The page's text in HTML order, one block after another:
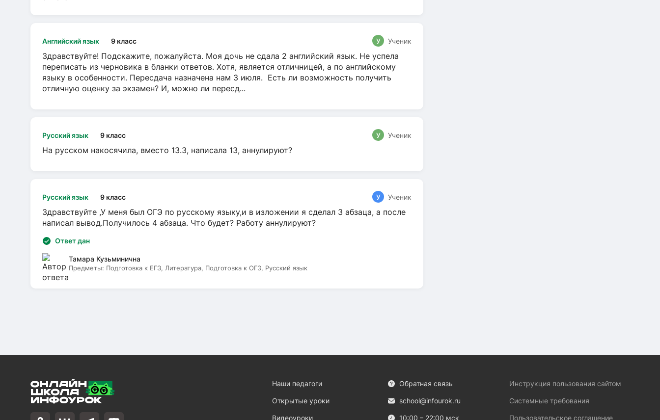
Английский язык 9 класс У Ученик
Здравствуйте! Подскажите, пожалуйста. Моя дочь не сдала 2 английский язык. Не успела
переписать из черновика в бланки ответов. Хотя, является отличницей, а по английскому
языку в особенности. Пересдача назначена нам 3 июля. Есть ли возможность получить
отличную оценку за экзамен? И, можно ли пересд...
Русский язык 9 класс У Ученик
На русском накосячила, вместо 13.3, написала 13, аннулируют?
Русский язык 9 класс У Ученик
Здравствуйте ,У меня был ОГЭ по русскому языку,и в изложении я сделал 3 абзаца, а после
написал вывод.Получилось 4 абзаца. Что будет? Работу аннулируют?
Ответ дан
Тамара Кузьминична
Предметы: Подготовка к ЕГЭ, Литература, Подготовка к ОГЭ, Русский язык
Наши педагоги
Открытые уроки
Видеоуроки
Обратная связь
school@infourok.ru
10:00 – 22:00 мск
Инструкция пользования сайтом
Системные требования
Пользовательское соглашение